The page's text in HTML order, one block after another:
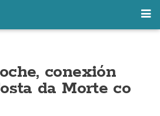
conexión
da Morte co